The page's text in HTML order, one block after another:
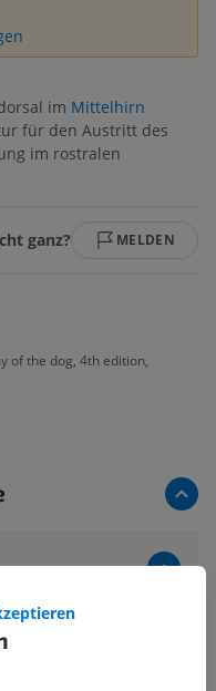
im Mittelhirn
für den Austritt des
im rostralen
ganz? MELDEN
of the dog, 4th edition,